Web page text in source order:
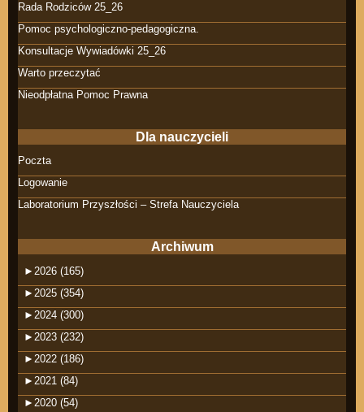
Rada Rodziców 25_26
Pomoc psychologiczno-pedagogiczna.
Konsultacje Wywiadówki 25_26
Warto przeczytać
Nieodpłatna Pomoc Prawna
Dla nauczycieli
Poczta
Logowanie
Laboratorium Przyszłości – Strefa Nauczyciela
Archiwum
► 2026 (165)
► 2025 (354)
► 2024 (300)
► 2023 (232)
► 2022 (186)
► 2021 (84)
► 2020 (54)